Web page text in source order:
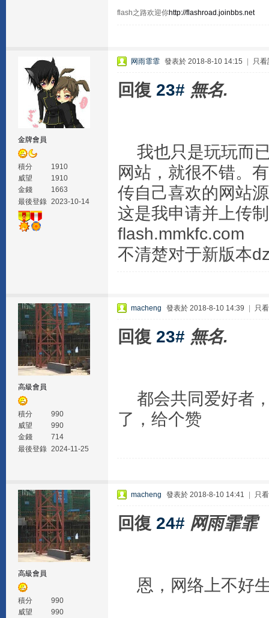
flash之路欢迎你http://flashroad.joinbbs.net
金牌會員
積分
1910
威望
1910
金錢
1663
最後登錄 2023-10-14
网雨霏霏 發表於 2018-8-10 14:15 只看
回復 23# 無名.
我也只是玩玩而
网站，就很不错。
传自己喜欢的网站
这是我申请并上传
flash.mmkfc.com
不清楚对于新版本
高級會員
積分
990
威望
990
金錢
714
最後登錄 2024-11-25
macheng 發表於 2018-8-10 14:39 只
回復 23# 無名.
都会共同爱好者
了，给个赞
高級會員
積分
990
威望
990
macheng 發表於 2018-8-10 14:41 只
回復 24# 网雨霏霏
恩，网络上不好